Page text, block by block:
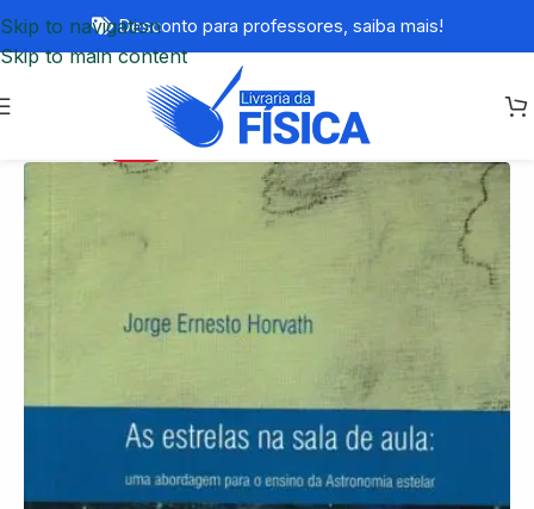
Skip to navigation
Skip to main content
Desconto para professores, saiba mais!